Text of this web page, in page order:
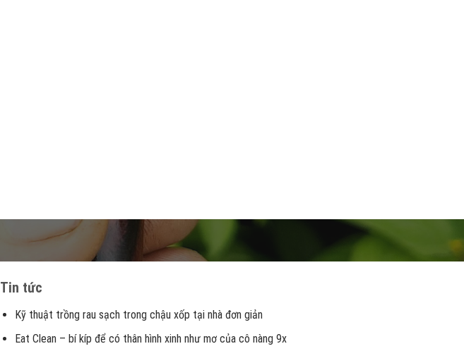
Tin tức
Kỹ thuật trồng rau sạch trong chậu xốp tại nhà đơn giản
Eat Clean – bí kíp để có thân hình xinh như mơ của cô nàng 9x